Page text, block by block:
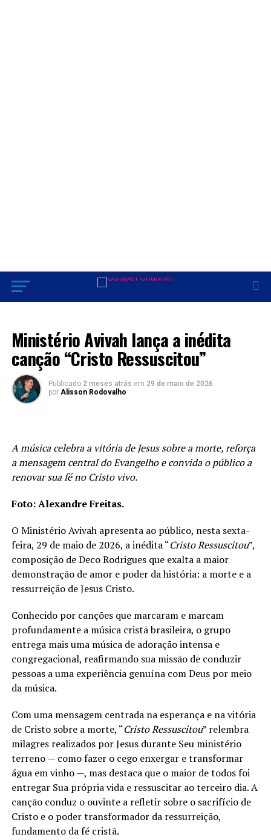
Ministério Avivah lança a inédita
canção “Cristo Ressuscitou”
Publicado 2 meses atrás em 29 de maio de 2026
por Alisson Rodovalho
A música celebra a vitória de Jesus sobre a morte, reforça
a mensagem central do Evangelho e convida o público a
renovar sua fé no Cristo vivo.
Foto: Alexandre Freitas.
O Ministério Avivah apresenta ao público, nesta sexta-
feira, 29 de maio de 2026, a inédita “Cristo Ressuscitou”,
composição de Deco Rodrigues que exalta a maior
demonstração de amor e poder da história: a morte e a
ressurreição de Jesus Cristo.
Conhecido por canções que marcaram e marcam
profundamente a música cristã brasileira, o grupo
entrega mais uma música de adoração intensa e
congregacional, reafirmando sua missão de conduzir
pessoas a uma experiência genuína com Deus por meio
da música.
Com uma mensagem centrada na esperança e na vitória
de Cristo sobre a morte, “Cristo Ressuscitou” relembra
milagres realizados por Jesus durante Seu ministério
terreno — como fazer o cego enxergar e transformar
água em vinho —, mas destaca que o maior de todos foi
entregar Sua própria vida e ressuscitar ao terceiro dia. A
canção conduz o ouvinte a refletir sobre o sacrifício de
Cristo e o poder transformador da ressurreição,
fundamento da fé cristã.